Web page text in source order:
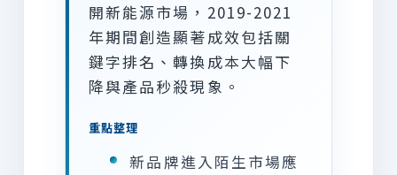
開新能源市場，2019-2021
年期間創造顯著成效包括關
鍵字排名、轉換成本大幅下
降與產品秒殺現象。
重點整理
新品牌進入陌生市場應